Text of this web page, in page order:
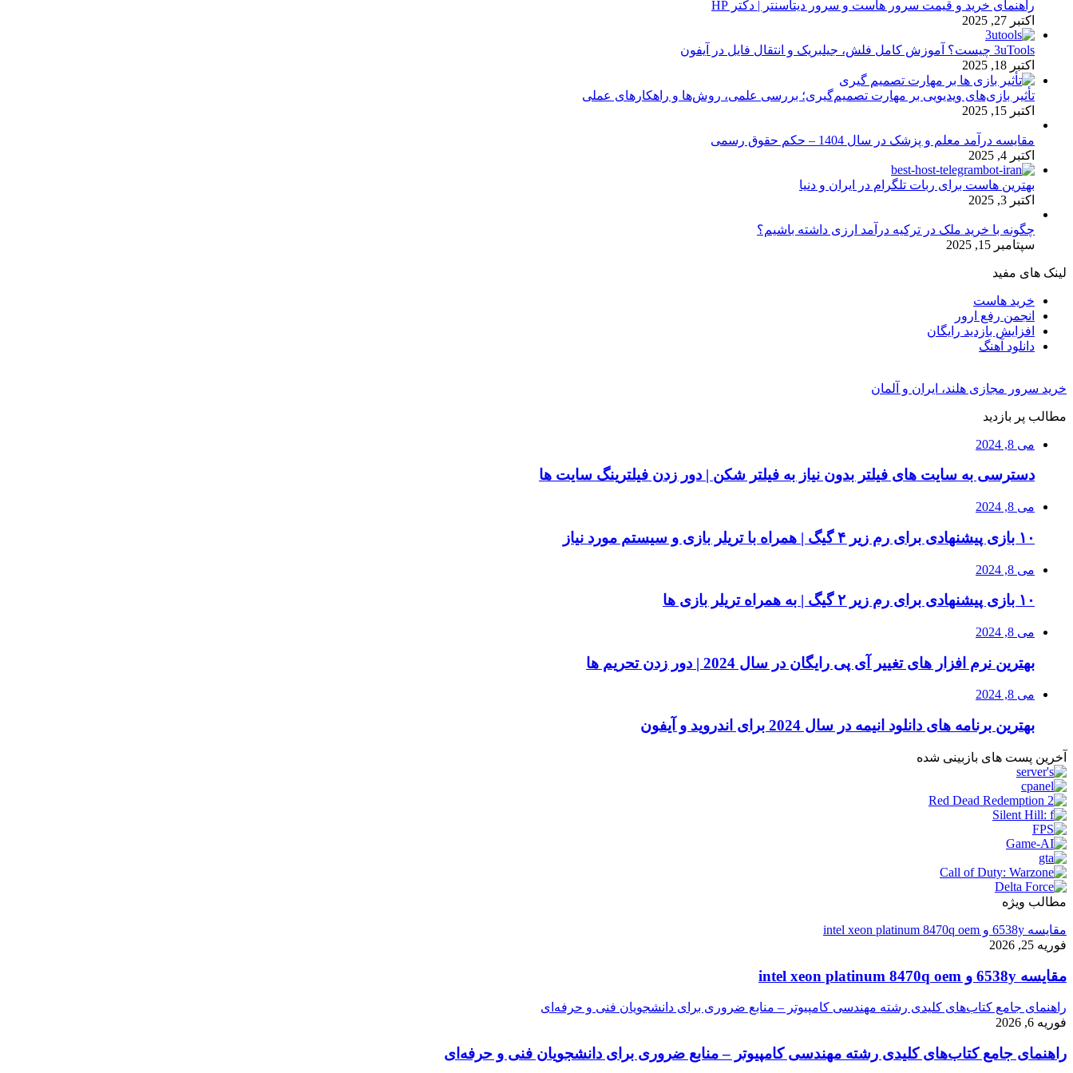
راهنمای خرید و قیمت سرور هاست و سرور دیتاسنتر | دکتر HP
اکتبر 27, 2025
3uTools چیست؟ آموزش کامل فلش، جیلبریک و انتقال فایل در آیفون
اکتبر 18, 2025
تأثیر بازی‌های ویدیویی بر مهارت تصمیم‌گیری؛ بررسی علمی، روش‌ها و راهکارهای عملی
اکتبر 15, 2025
مقایسه درآمد معلم و پزشک در سال 1404 – حکم حقوق رسمی
اکتبر 4, 2025
بهترین هاست برای ربات تلگرام در ایران و دنیا
اکتبر 3, 2025
چگونه با خرید ملک در ترکیه درآمد ارزی داشته باشیم؟
سپتامبر 15, 2025
لینک های مفید
خرید هاست
انجمن رفع ارور
افزایش بازدید رایگان
دانلود آهنگ
خرید سرور مجازی هلند، ایران و آلمان
مطالب پر بازدید
می 8, 2024
دسترسی به سایت های فیلتر بدون نیاز به فیلتر شکن | دور زدن فیلترینگ سایت ها
می 8, 2024
۱۰ بازی پیشنهادی برای رم زیر ۴ گیگ | همراه با تریلر بازی و سیستم مورد نیاز
می 8, 2024
۱۰ بازی پیشنهادی برای رم زیر ۲ گیگ | به همراه تریلر بازی ها
می 8, 2024
بهترین نرم افزار های تغییر آی پی رایگان در سال 2024 | دور زدن تحریم ها
می 8, 2024
بهترین برنامه های دانلود انیمه در سال 2024 برای اندروید و آیفون
آخرین پست های بازبینی شده
مطالب ویژه
مقایسه 6538y و intel xeon platinum 8470q oem
فوریه 25, 2026
مقایسه 6538y و intel xeon platinum 8470q oem
راهنمای جامع کتاب‌های کلیدی رشته مهندسی کامپیوتر – منابع ضروری برای دانشجویان فنی و حرفه‌ای
فوریه 6, 2026
راهنمای جامع کتاب‌های کلیدی رشته مهندسی کامپیوتر – منابع ضروری برای دانشجویان فنی و حرفه‌ای